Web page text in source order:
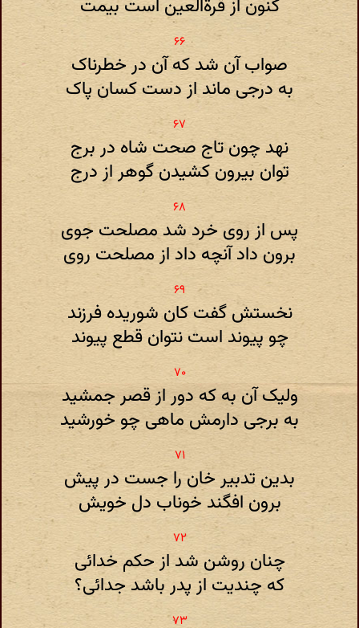
کنون از قرةالعین است بیمت
صواب آن شد که آن در خطرناک
به درجی ماند از دست کسان پاک
نهد چون تاج صحت شاه در برج
توان بیرون کشیدن گوهر از درج
پس از روی خرد شد مصلحت جوی
برون داد آنچه داد از مصلحت روی
نخستش گفت کان شوریده فرزند
چو پیوند است نتوان قطع پیوند
ولیک آن به که دور از قصر جمشید
به برجی دارمش ماهی چو خورشید
بدین تدبیر خان را جست در پیش
برون افگند خوناب دل خویش
چنان روشن شد از حکم خدائی
که چندیت از پدر باشد جدائی؟